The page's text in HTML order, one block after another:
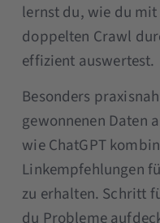
lernst du, wie du
doppelten Crawl
effizient auswertest.
Besonders
gewonnenen Daten
wie ChatGPT
Linkempfehlungen
zu erhalten. Schritt
du Probleme